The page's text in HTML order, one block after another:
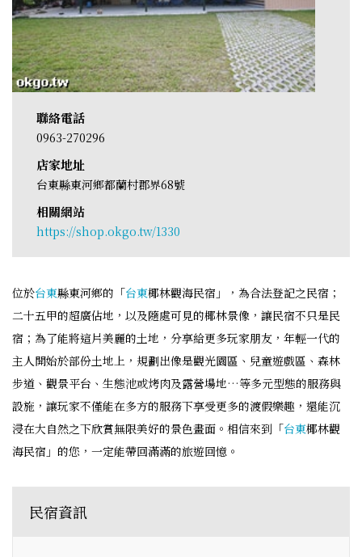
聯絡電話
0963-270296
店家地址
台東縣東河鄉都蘭村郡界68號
相關網站
https://shop.okgo.tw/1330
位於台東縣東河鄉的「台東椰林觀海民宿」，為合法登記之民宿；
二十五甲的超廣佔地，以及隨處可見的椰林景像，讓民宿不只是民
宿；為了能將這片美麗的土地，分享給更多玩家朋友，年輕一代的
主人開始於部份土地上，規劃出像是觀光園區、兒童遊戲區、森林
步道、觀景平台、生態池或烤肉及露營場地…等多元型態的服務與
設施，讓玩家不僅能在多方的服務下享受更多的渡假樂趣，還能沉
浸在大自然之下欣賞無限美好的景色畫面。相信來到「台東椰林觀
海民宿」的您，一定能帶回滿滿的旅遊回憶。
民宿資訊